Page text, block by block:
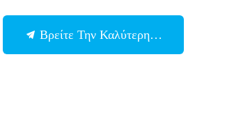
Βρείτε Την Καλύτερη Τιμή